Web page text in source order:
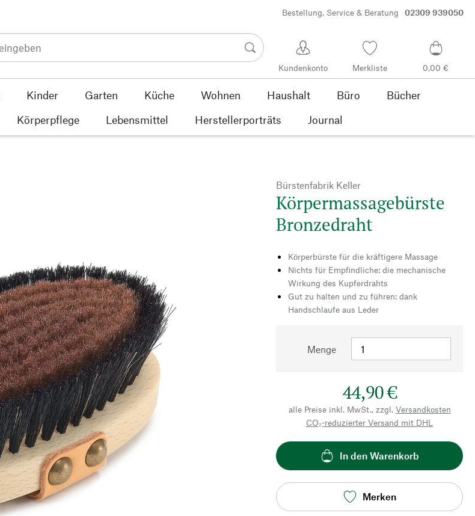
Bestellung, Service & Beratung 02309 939050
Kundenkonto Merkliste 0,00 €
Kinder Garten Küche Wohnen Haushalt Büro
Bücher
Körperpflege Lebensmittel Herstellerporträts Journal
Bürstenfabrik Keller
Körpermassagebürste
Bronzedraht
Körperbürste für die kräftigere Massage
Nichts für Empfindliche: die mechanische
Wirkung des Kupferdrahts
Gut zu halten und zu führen: dank
Handschlaufe aus Leder
Menge
44,90 €
alle Preise inkl. MwSt., zzgl. Versandkosten
CO₂-reduzierter Versand mit DHL
In den Warenkorb
Merken